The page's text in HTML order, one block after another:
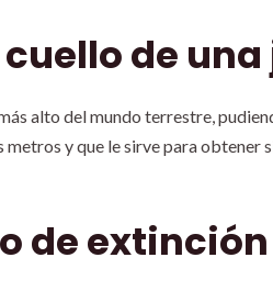
de
alto del mundo terrestre,
metros y que le sirve para
de extinción